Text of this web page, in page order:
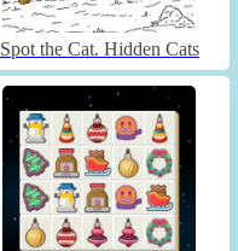
Spot the Cat. Hidden Cats